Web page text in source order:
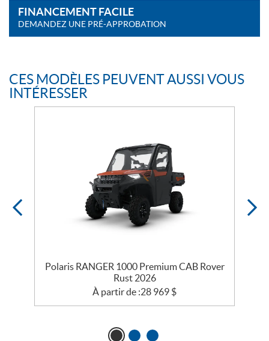
FINANCEMENT FACILE
DEMANDEZ UNE PRÉ-APPROBATION
CES MODÈLES PEUVENT AUSSI VOUS
INTÉRESSER
Polaris RANGER 1000 Premium CAB Rover
Rust 2026
À partir de :28 969 $